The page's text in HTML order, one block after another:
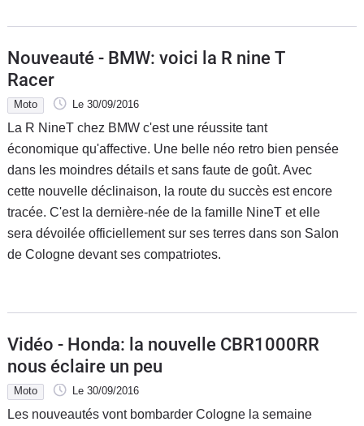
Nouveauté - BMW: voici la R nine T
Racer
Moto Le 30/09/2016
La R NineT chez BMW c'est une réussite tant
économique qu'affective. Une belle néo retro bien pensée
dans les moindres détails et sans faute de goût. Avec
cette nouvelle déclinaison, la route du succès est encore
tracée. C'est la dernière-née de la famille NineT et elle
sera dévoilée officiellement sur ses terres dans son Salon
de Cologne devant ses compatriotes.
Vidéo - Honda: la nouvelle CBR1000RR
nous éclaire un peu
Moto Le 30/09/2016
Les nouveautés vont bombarder Cologne la semaine